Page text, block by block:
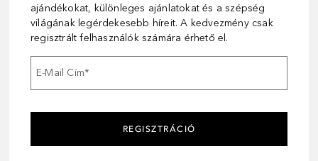
ajándékokat, különleges ajánlatokat és a szépség
világának legérdekesebb híreit. A kedvezmény csak
regisztrált felhasználók számára érhető el.
E-Mail Cím*
REGISZTRÁCIÓ